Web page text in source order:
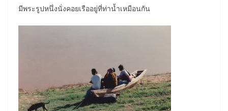
มีพระรูปหนึ่งนั่งคอยเรืออยู่ที่ท่าน้ำเหมือนกัน